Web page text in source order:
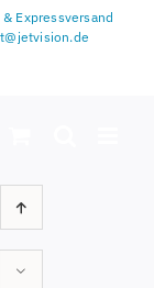
Expressversand